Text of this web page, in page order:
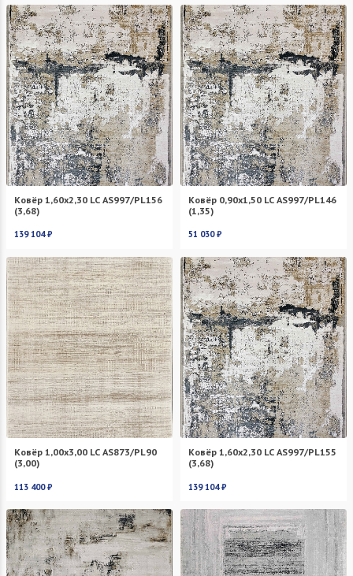
Ковёр 1,60х2,30 LC AS997/PL156
(3,68)
139 104 ₽
Ковёр 0,90х1,50 LC AS997/PL146
(1,35)
51 030 ₽
Ковёр 1,00х3,00 LC AS873/PL90
(3,00)
113 400 ₽
Ковёр 1,60х2,30 LC AS997/PL155
(3,68)
139 104 ₽